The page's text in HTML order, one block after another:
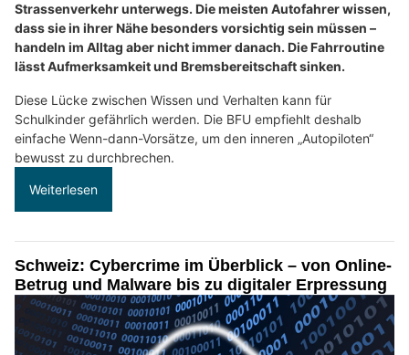
Strassenverkehr unterwegs. Die meisten Autofahrer wissen,
dass sie in ihrer Nähe besonders vorsichtig sein müssen –
handeln im Alltag aber nicht immer danach. Die Fahrroutine
lässt Aufmerksamkeit und Bremsbereitschaft sinken.
Diese Lücke zwischen Wissen und Verhalten kann für
Schulkinder gefährlich werden. Die BFU empfiehlt deshalb
einfache Wenn-dann-Vorsätze, um den inneren „Autopiloten“
bewusst zu durchbrechen.
Weiterlesen
Schweiz: Cybercrime im Überblick – von Online-
Betrug und Malware bis zu digitaler Erpressung